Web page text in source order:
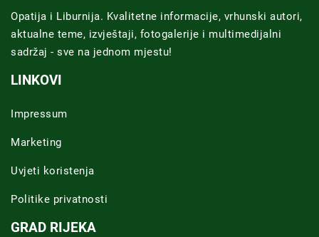
Opatija i Liburnija. Kvalitetne informacije, vrhunski autori,
aktualne teme, izvještaji, fotogalerije i multimedijalni
sadržaj - sve na jednom mjestu!
LINKOVI
Impressum
Marketing
Uvjeti koristenja
Politike privatnosti
GRAD RIJEKA